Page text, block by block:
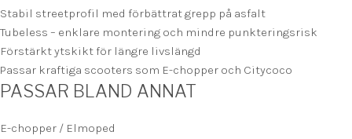
Stabil streetprofil med förbättrat grepp på asfalt
Tubeless – enklare montering och mindre punkteringsrisk
Förstärkt ytskikt för längre livslängd
Passar kraftiga scooters som E-chopper och Citycoco
PASSAR BLAND ANNAT
E-chopper / Elmoped